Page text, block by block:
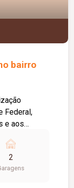
bairro
Federal,
e aos
closet,
toda a
livre,
2